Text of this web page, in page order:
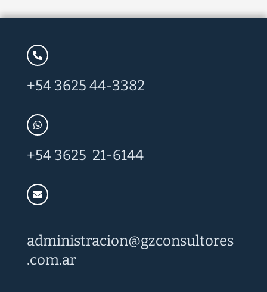
+54 3625 44-3382
+54 3625 21-6144
administracion@gzconsultores
.com.ar